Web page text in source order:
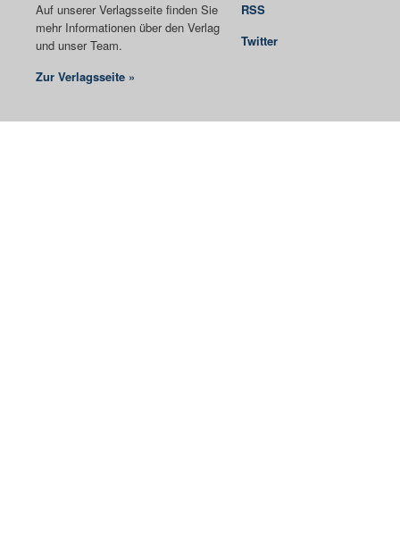
Auf unserer Verlagsseite finden Sie
mehr Informationen über den Verlag
und unser Team.
Zur Verlagsseite »
RSS
Twitter